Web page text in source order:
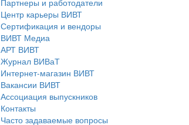
Центр карьеры ВИВТ
Сертификация и вендоры
ВИВТ Медиа
АРТ ВИВТ
Журнал ВИВаТ
Интернет-магазин ВИВТ
Вакансии ВИВТ
Ассоциация выпускников
Контакты
Часто задаваемые вопросы